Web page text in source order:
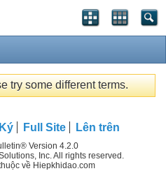
try some different terms.
Full Site Lên trên
Version 4.2.0
Inc. All rights reserved.
về Hiepkhidao.com